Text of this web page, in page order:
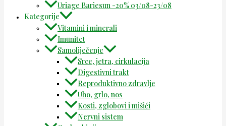
Uriage Bariesun -20% 03/08-23/08
Kategorije
Vitamini i minerali
Imunitet
Samoliječenje
Srce, jetra, cirkulacija
Digestivni trakt
Reproduktivno zdravlje
Uho, grlo, nos
Kosti, zglobovi i mišići
Nervni sistem